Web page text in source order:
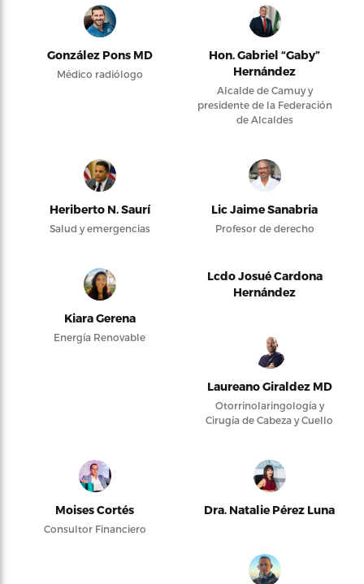
González Pons MD
Médico radiólogo
Hon. Gabriel “Gaby”
Hernández
Alcalde de Camuy y
presidente de la Federación
de Alcaldes
Heriberto N. Saurí
Salud y emergencias
Lic Jaime Sanabria
Profesor de derecho
Kiara Gerena
Energía Renovable
Lcdo Josué Cardona
Hernández
Laureano Giraldez MD
Otorrinolaringología y
Cirugía de Cabeza y Cuello
Moises Cortés
Consultor Financiero
Dra. Natalie Pérez Luna